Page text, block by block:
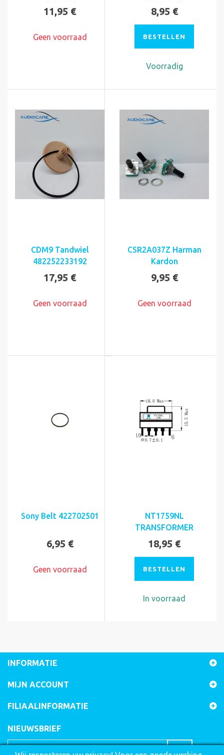
11,95 €
Geen voorraad
8,95 €
BESTELLEN
Voorradig
CDM9 Tandwiel
482252233192
17,95 €
Geen voorraad
CSR2A037Z Harman
Kardon
9,95 €
Geen voorraad
Sony Belt 422702501
6,95 €
Geen voorraad
NT1759NL
TRANSFORMER
18,95 €
BESTELLEN
In voorraad
INFORMATIE
MIJN ACCOUNT
FILIAALINFORMATIE
NIEUWSBRIEF